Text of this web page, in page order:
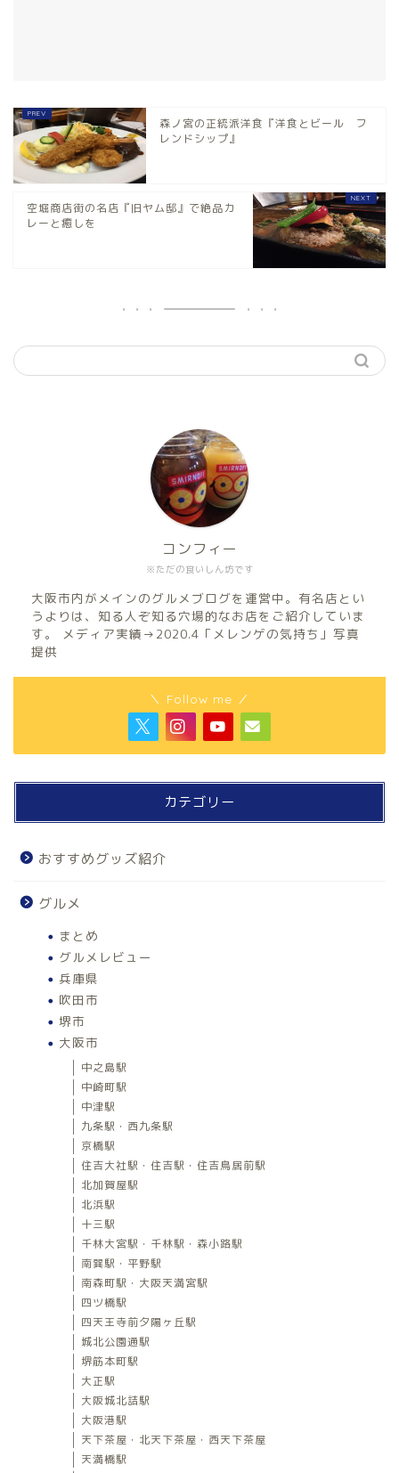
森ノ宮の正統派洋食『洋食とビール フ
レンドシップ』
空堀商店街の名店『旧ヤム邸』で絶品カ
レーと癒しを
※ただの食いしん坊です
コンフィー
大阪市内がメインのグルメブログを運営中。有名店とい
うよりは、知る人ぞ知る穴場的なお店をご紹介していま
す。 メディア実績→2020.4「メレンゲの気持ち」写真
提供
＼ Follow me ／
カテゴリー
おすすめグッズ紹介
グルメ
まとめ
グルメレビュー
兵庫県
吹田市
堺市
大阪市
中之島駅
中崎町駅
中津駅
九条駅・西九条駅
京橋駅
住吉大社駅・住吉駅・住吉鳥居前駅
北加賀屋駅
北浜駅
十三駅
千林大宮駅・千林駅・森小路駅
南巽駅・平野駅
南森町駅・大阪天満宮駅
四ツ橋駅
四天王寺前夕陽ヶ丘駅
城北公園通駅
堺筋本町駅
大正駅
大阪城北詰駅
大阪港駅
天下茶屋・北天下茶屋・西天下茶屋
天満橋駅